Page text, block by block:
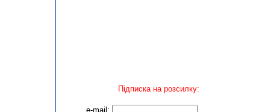
Підписка на розсилку:
e-mail: